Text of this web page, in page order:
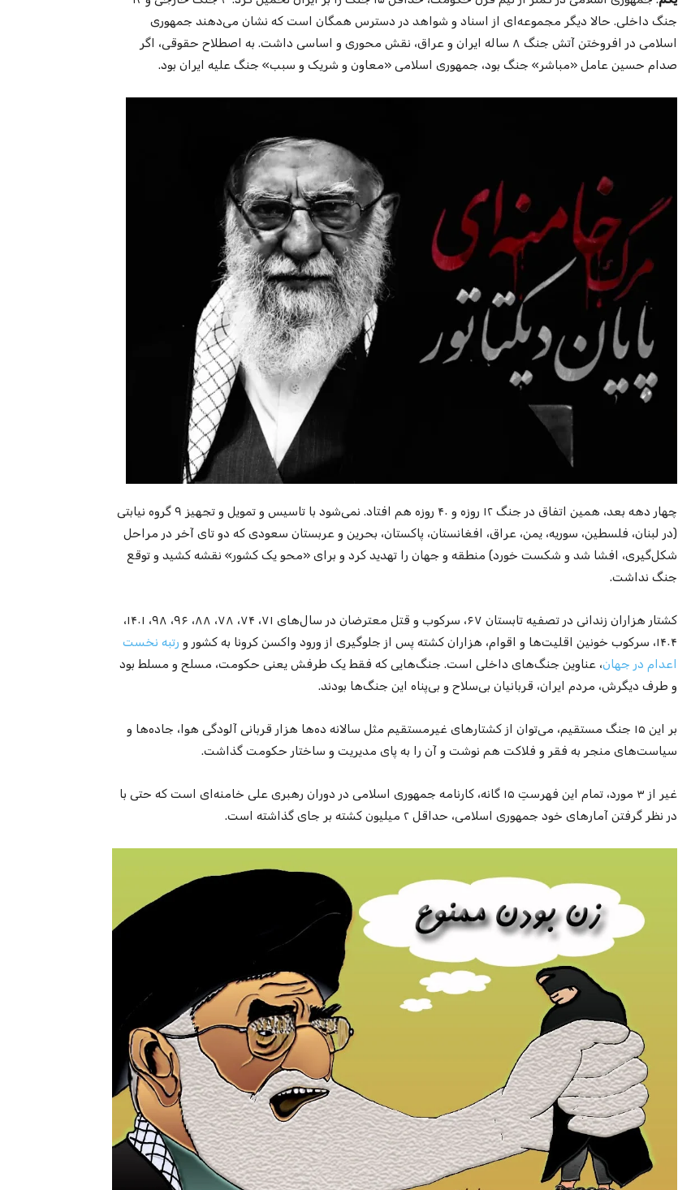
جنگ داخلی. حالا دیگر مجموعه‌ای از اسناد و شواهد در دسترس همگان است که نشان می‌دهند جمهوری
اسلامی در افروختن آتش جنگ ۸ ساله‌ ایران و عراق، نقش محوری و اساسی داشت. به اصطلاح حقوقی، اگر
صدام حسین عامل «مباشر» جنگ بود، جمهوری اسلامی «معاون و شریک و سبب» جنگ علیه ایران بود.
چهار دهه بعد، همین اتفاق در جنگ ۱۲ روزه و ۴۰ روزه هم افتاد. نمی‌شود با تاسیس و تمویل و تجهیز ۹ گروه نیابتی
(در لبنان، فلسطین، سوریه، یمن، عراق، افغانستان، پاکستان، بحرین و عربستان سعودی که دو تای آخر در مراحل
شکل‌گیری، افشا شد و شکست خورد) منطقه و جهان را تهدید کرد و برای «محو یک کشور» نقشه کشید و توقع
جنگ نداشت.
کشتار هزاران زندانی در تصفیه‌ تابستان ۶۷، سرکوب و قتل معترضان در سال‌های ۷۱، ۷۴، ۷۸، ۸۸، ۹۶، ۹۸، ۱۴۰۱،
۱۴۰۴، سرکوب خونین اقلیت‌ها و اقوام، هزاران کشته پس از جلوگیری از ورود واکسن کرونا به کشور و
رتبه‌ نخست
اعدام در جهان، عناوین جنگ‌های داخلی است. جنگ‌هایی که فقط یک طرفش یعنی حکومت، مسلح و مسلط بود
و طرف دیگرش، مردم ایران، قربانیان بی‌سلاح و بی‌پناه این جنگ‌ها بودند.
بر این ۱۵ جنگ مستقیم، می‌توان از کشتارهای غیرمستقیم مثل سالانه ده‌ها هزار قربانی آلودگی هوا، جاده‌ها و
سیاست‌های منجر به فقر و فلاکت هم نوشت و آن را به پای مدیریت و ساختار حکومت گذاشت.
غیر از ۳ مورد، تمام این فهرستِ ۱۵ گانه، کارنامه جمهوری اسلامی در دوران رهبری علی خامنه‌ای است که حتی با
در نظر گرفتن آمارهای خود جمهوری اسلامی، حداقل ۲ میلیون کشته بر جای گذاشته است.